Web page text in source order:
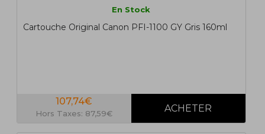
En Stock
Cartouche Original Canon PFI-1100 GY Gris 160ml
107,74€
Hors Taxes: 87,59€